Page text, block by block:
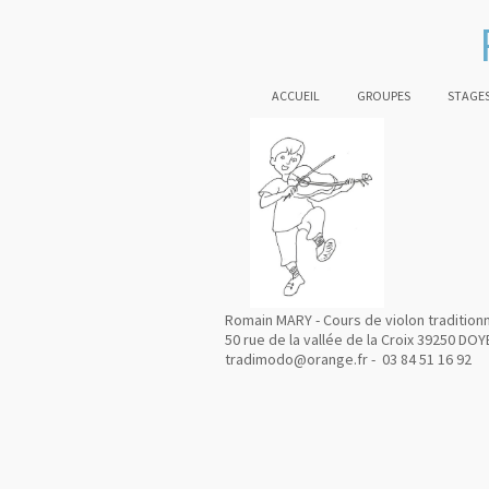
ACCUEIL GROUPES
Romain MARY - Cours de violon
50 rue de la vallée de la Croix 39250
tradimodo@orange.fr - 03 84 51 16 92